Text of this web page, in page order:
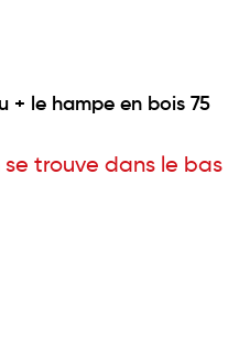
+ le hampe en bois 75
trouve dans le bas